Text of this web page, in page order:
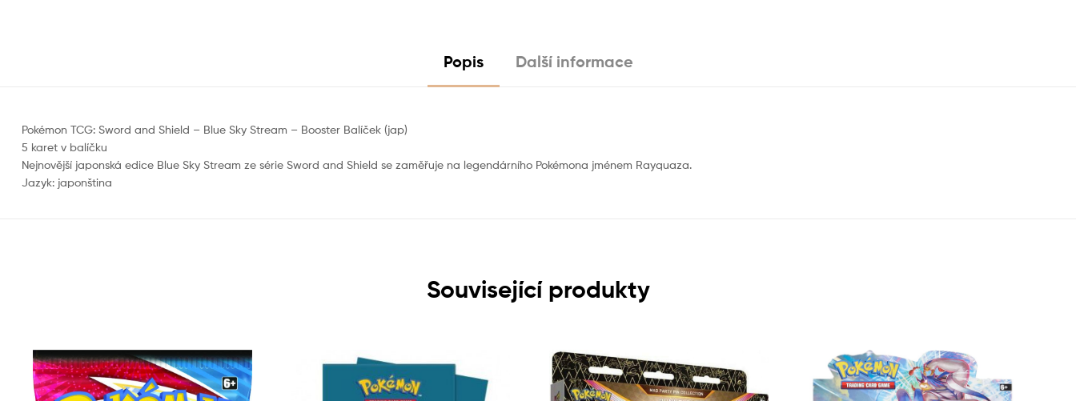
Popis Další informace
Pokémon TCG: Sword and Shield – Blue Sky Stream – Booster Balíček (jap)
5 karet v balíčku
Nejnovější japonská edice Blue Sky Stream ze série Sword and Shield se zaměřuje na legendárního Pokémona jménem Rayquaza.
Jazyk: japonština
Související produkty